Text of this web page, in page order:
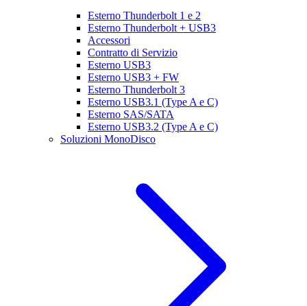
Esterno Thunderbolt 1 e 2
Esterno Thunderbolt + USB3
Accessori
Contratto di Servizio
Esterno USB3
Esterno USB3 + FW
Esterno Thunderbolt 3
Esterno USB3.1 (Type A e C)
Esterno SAS/SATA
Esterno USB3.2 (Type A e C)
Soluzioni MonoDisco